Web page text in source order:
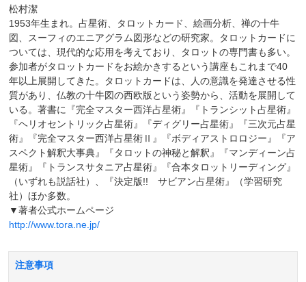
松村潔
1953年生まれ。占星術、タロットカード、絵画分析、禅の十牛
図、スーフィのエニアグラム図形などの研究家。タロットカードに
ついては、現代的な応用を考えており、タロットの専門書も多い。
参加者がタロットカードをお絵かきするという講座もこれまで40
年以上展開してきた。タロットカードは、人の意識を発達させる性
質があり、仏教の十牛図の西欧版という姿勢から、活動を展開して
いる。著書に『完全マスター西洋占星術』『トランシット占星術』
『ヘリオセントリック占星術』『ディグリー占星術』『三次元占星
術』『完全マスター西洋占星術Ⅱ』『ボディアストロロジー』『ア
スペクト解釈大事典』『タロットの神秘と解釈』『マンディーン占
星術』『トランスサタニア占星術』『合本タロットリーディング』
（いずれも説話社）、『決定版!! サビアン占星術』（学習研究
社）ほか多数。
▼著者公式ホームページ
http://www.tora.ne.jp/
注意事項